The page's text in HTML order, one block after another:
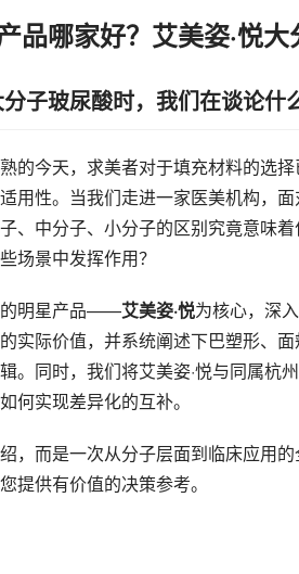
品哪家好？艾美姿·悦
子玻尿酸时，我们在谈论什
的今天，求美者对于填充材料的选
用性。当我们走进一家医美机构，
、中分子、小分子的区别究竟意味
场景中发挥作用？
的明星产品——艾美姿·悦为核心，深
实际价值，并系统阐述下巴塑形、
。同时，我们将艾美姿·悦与同属杭
何实现差异化的互补。
，而是一次从分子层面到临床应用
提供有价值的决策参考。